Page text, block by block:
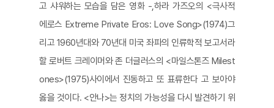
고 샤워하는 모습을 담은 영화 -,하라 가즈오의 <극사적
에로스 Extreme Private Eros: Love Song>(1974)그
리고 1960년대와 70년대 미국 좌파의 인류학적 보고서라
할 로버트 크레이머와 존 더글러스의 <마일스톤즈 Milest
ones>(1975)사이에서 진동하고 또 표류한다 고 보아야
옳을 것이다. <안나>는 정치의 가능성을 다시 발견하기 위